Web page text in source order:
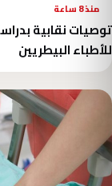
منذ 8 ساعة
توصيات نقابية
للأطباء البيطريين